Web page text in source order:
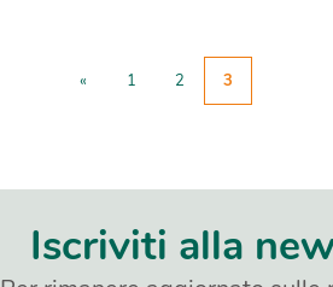
« 1 2 3
Iscriviti alla